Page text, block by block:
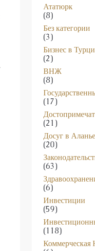
(8)
Без категории
(3)
Бизнес в Турции
(2)
ВНЖ
(8)
(17)
(21)
Досуг в Аланье
(20)
(63)
(6)
Инвестиции
(59)
(118)
Коммерческая
(6)